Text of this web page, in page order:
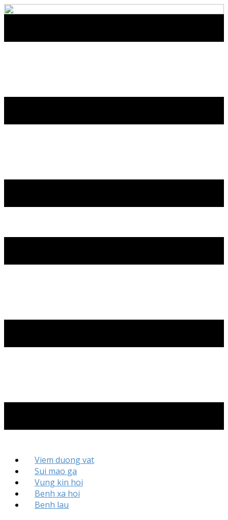
Viem duong vat
Sui mao ga
Vung kin hoi
Benh xa hoi
Benh lau